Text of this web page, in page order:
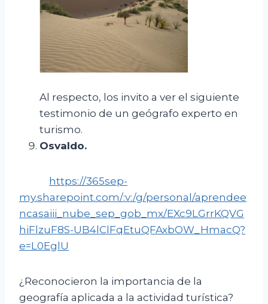
Al respecto, los invito a ver el siguiente
testimonio de un geógrafo experto en
turismo.
Osvaldo.
https://365sep-
my.sharepoint.com/:v:/g/personal/aprendee
ncasaiii_nube_sep_gob_mx/EXc9LGrrKQVG
hiFlzuF8S-UB4lClFqEtuQFAxbOW_HmacQ?
e=L0EglU
¿Reconocieron la importancia de la
geografía aplicada a la actividad turística?